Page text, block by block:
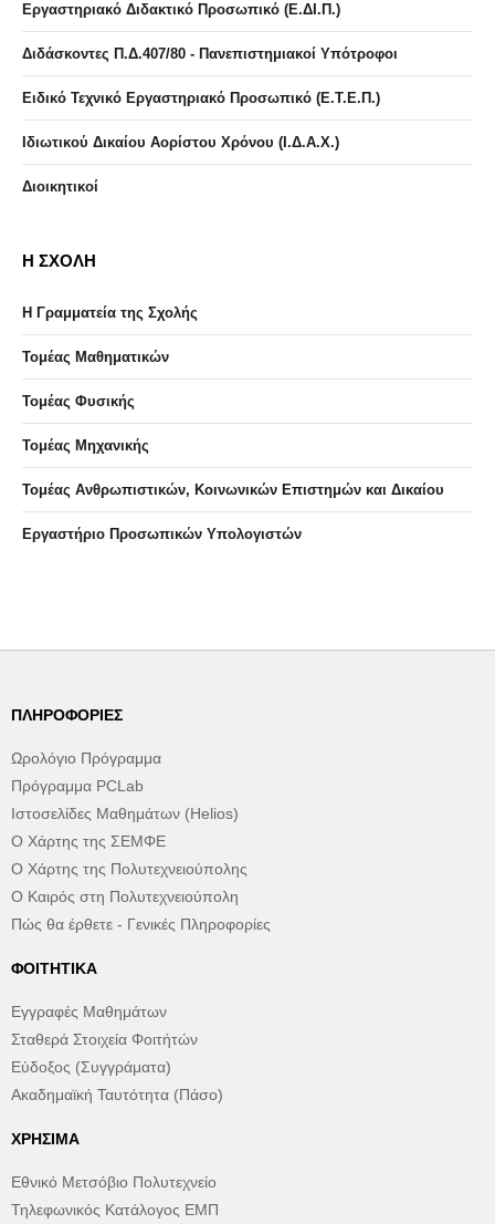
Εργαστηριακό Διδακτικό Προσωπικό (Ε.ΔΙ.Π.)
Διδάσκοντες Π.Δ.407/80 - Πανεπιστημιακοί Υπότροφοι
Ειδικό Τεχνικό Εργαστηριακό Προσωπικό (Ε.Τ.Ε.Π.)
Ιδιωτικού Δικαίου Αορίστου Χρόνου (Ι.Δ.Α.Χ.)
Διοικητικοί
Η ΣΧΟΛΗ
Η Γραμματεία της Σχολής
Τομέας Μαθηματικών
Τομέας Φυσικής
Τομέας Μηχανικής
Τομέας Ανθρωπιστικών, Κοινωνικών Επιστημών και Δικαίου
Eργαστήριo Προσωπικών Υπολογιστών
ΠΛΗΡΟΦΟΡΊΕΣ
Ωρολόγιο Πρόγραμμα
Πρόγραμμα PCLab
Ιστοσελίδες Μαθημάτων (Helios)
Ο Χάρτης της ΣΕΜΦΕ
Ο Χάρτης της Πολυτεχνειούπολης
Ο Καιρός στη Πολυτεχνειούπολη
Πώς θα έρθετε - Γενικές Πληροφορίες
ΦΟΙΤΗΤΙΚΆ
Εγγραφές Μαθημάτων
Σταθερά Στοιχεία Φοιτήτών
Εύδοξος (Συγγράματα)
Ακαδημαϊκή Ταυτότητα (Πάσο)
ΧΡΉΣΙΜΑ
Εθνικό Μετσόβιο Πολυτεχνείο
Τηλεφωνικός Κατάλογος ΕΜΠ